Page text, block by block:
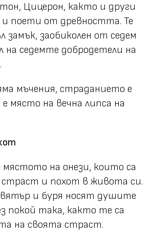
Цицерон, както и други
и поети от древността. Те
замък, заобиколен от седем
седемте добродетели на
мъчения, страданието е
място на вечна липса на
на онези, които са
и похот в живота си.
вятър и буря носят душите
покой така, както те са
на своята страст.